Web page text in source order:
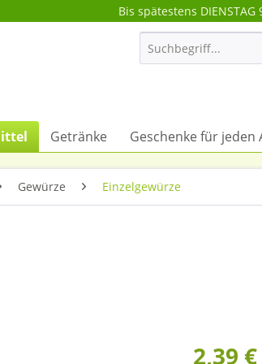
Bis spätestens
Getränke Geschenke für jeden
Gewürze Einzelgewürze
2,39 €